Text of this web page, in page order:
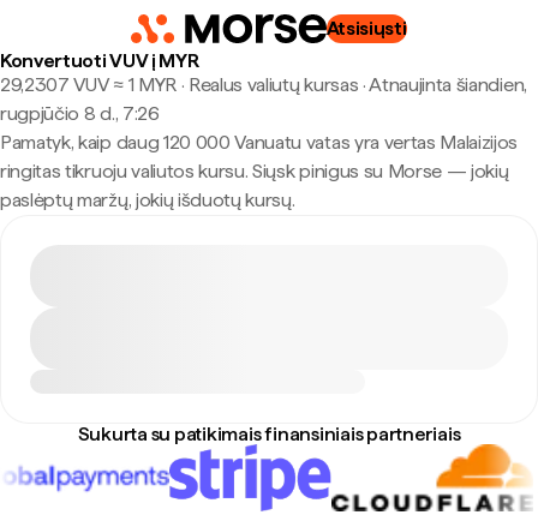
Atsisiųsti
Konvertuoti VUV į MYR
29,2307 VUV ≈ 1 MYR · Realus valiutų kursas ·Atnaujinta šiandien,
rugpjūčio 8 d., 7:26
Pamatyk, kaip daug 120 000 Vanuatu vatas yra vertas Malaizijos
ringitas tikruoju valiutos kursu. Siųsk pinigus su Morse — jokių
paslėptų maržų, jokių išduotų kursų.
Sukurta su patikimais finansiniais partneriais